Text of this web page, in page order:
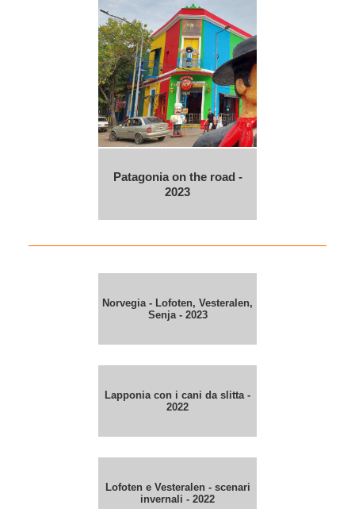
Patagonia on the road -
2023
Norvegia - Lofoten, Vesteralen,
Senja - 2023
Lapponia con i cani da slitta -
2022
Lofoten e Vesteralen - scenari
invernali - 2022